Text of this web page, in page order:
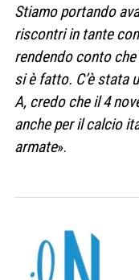
Stiamo portando
riscontri in tante
rendendo conto
si è fatto. C’è stata
A, credo che il 4
anche per il calcio
armate».